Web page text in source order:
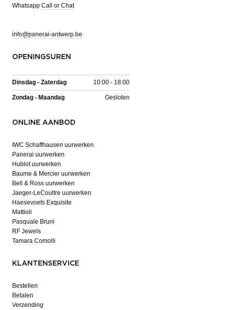
Whatsapp Call or Chat
info@panerai-antwerp.be
OPENINGSUREN
Dinsdag - Zaterdag 10:00 - 18:00
Zondag - Maandag Gesloten
ONLINE AANBOD
IWC Schaffhausen uurwerken
Panerai uurwerken
Hublot uurwerken
Baume & Mercier uurwerken
Bell & Ross uurwerken
Jaeger-LeCoultre uurwerken
Haesevoets Exquisite
Mattioli
Pasquale Bruni
RF Jewels
Tamara Comolli
KLANTENSERVICE
Bestellen
Betalen
Verzending